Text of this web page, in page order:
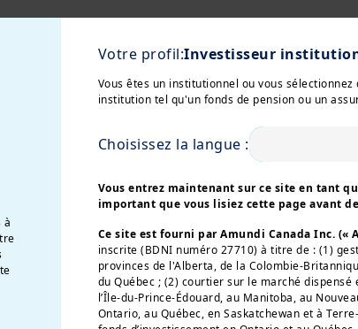
en perspective
en matière d'obligations et d'actions,
électorale mouvementée en vue
dans la perspective d'une nouvelle
dans un contexte de divergences
2024
semaines après s'être élargis de la mi-
à
Votre profil:Investisseur
Vous êtes un institutionnel ou vous
institution tel qu'un fonds de pension ou un
Choisissez la langue :
Vous entrez maintenant sur ce site en tant
important que vous lisiez cette page avant
Ce site est fourni par Amundi Canada Inc. («
inscrite (BDNI numéro 27710) à titre de : (1)
provinces de l'Alberta, de la Colombie-
du Québec ; (2) courtier sur le marché
l’Île-du-Prince-Édouard, au Manitoba, au
Ontario, au Québec, en Saskatchewan et à